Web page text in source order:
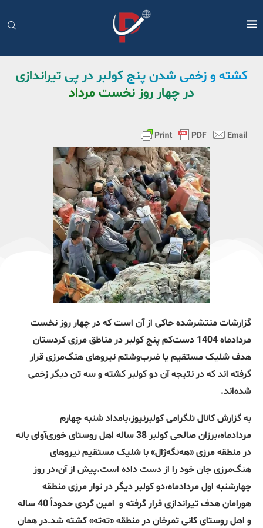
کشته و زخمی شدن پنج کولبر در پی تیراندازی
در چهار روز نخست مرداد
گزارشات منتشرشده حاکی از آن است که در چهار روز نخست
مردادماه 1404 دست‌کم پنج کولبر در مناطق مرزی کردستان
هدف شلیک مستقیم یا ضرب‌وشتم نیروهای هنگ‌مرزی قرار
گرفته اند که در نتیجه آن دو کولبر کشته و سه تن دیگر زخمی
شده‌اند.
به گزارش کانال تلگرامی کولبرنیوز،بامداد شنبه چهارم
مردادماە،برزان صالحی کولبر 38 ساله اهل روستای خوری‌آوای بانه
در منطقه مرزی «هه‌نگه‌ژال» با شلیک مستقیم نیروهای
هنگ‌مرزی جان خود را از دست داده است.پیش از آن،در روز
چهارشنبه اول مردادماە،دو کولبر دیگر در نوار مرزی منطقه
هورامان هدف تیراندازی قرار گرفته و
امین گردی حدوداً 40 ساله
و اهل روستای کانی تمرخان در منطقه «ته‌ته» کشته شد.در همان